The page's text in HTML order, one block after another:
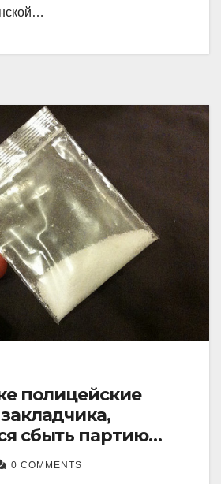
полицейские
сбыть партию
наркотика
0 COMMENTS